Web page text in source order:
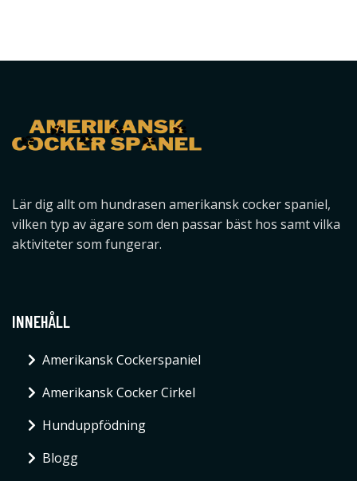
Lär dig allt om hundrasen amerikansk cocker spaniel,
vilken typ av ägare som den passar bäst hos samt vilka
aktiviteter som fungerar.
INNEHÅLL
Amerikansk Cockerspaniel
Amerikansk Cocker Cirkel
Hunduppfödning
Blogg